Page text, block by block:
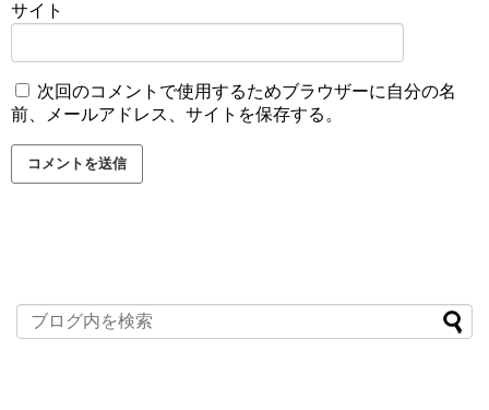
サイト
次回のコメントで使用するためブラウザーに自分の名
前、メールアドレス、サイトを保存する。